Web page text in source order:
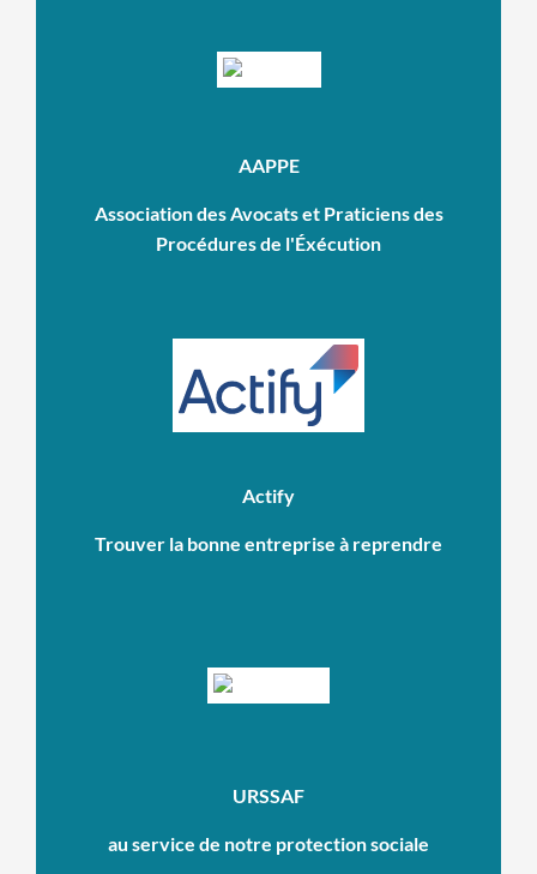
AAPPE
Association des Avocats et Praticiens des
Procédures de l'Éxécution
Actify
Trouver la bonne entreprise à reprendre
URSSAF
au service de notre protection sociale